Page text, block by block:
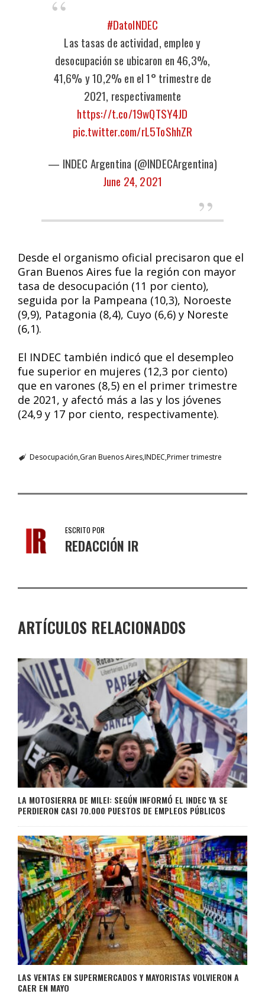
#DatoINDEC
Las tasas de actividad, empleo y
desocupación se ubicaron en 46,3%,
41,6% y 10,2% en el 1° trimestre de
2021, respectivamente
https://t.co/19wQTSY4JD
pic.twitter.com/rL5ToShhZR
— INDEC Argentina (@INDECArgentina)
June 24, 2021
Desde el organismo oficial precisaron que el
Gran Buenos Aires fue la región con mayor
tasa de desocupación (11 por ciento),
seguida por la Pampeana (10,3), Noroeste
(9,9), Patagonia (8,4), Cuyo (6,6) y Noreste
(6,1).
El INDEC también indicó que el desempleo
fue superior en mujeres (12,3 por ciento)
que en varones (8,5) en el primer trimestre
de 2021, y afectó más a las y los jóvenes
(24,9 y 17 por ciento, respectivamente).
Desocupación Gran Buenos AiresINDEC Primer trimestre
ESCRITO POR
REDACCIÓN IR
ARTÍCULOS RELACIONADOS
LA MOTOSIERRA DE MILEI: SEGÚN INFORMÓ EL INDEC YA SE
PERDIERON CASI 70.000 PUESTOS DE EMPLEOS PÚBLICOS
LAS VENTAS EN SUPERMERCADOS Y MAYORISTAS VOLVIERON A
CAER EN MAYO